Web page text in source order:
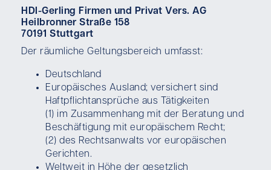
HDI-Gerling Firmen und Privat Vers. AG
Heilbronner Straße 158
70191 Stuttgart
Der räumliche Geltungsbereich umfasst:
Deutschland
Europäisches Ausland; versichert sind
Haftpflichtansprüche aus Tätigkeiten
(1) im Zusammenhang mit der Beratung und
Beschäftigung mit europäischem Recht;
(2) des Rechtsanwalts vor europäischen
Gerichten.
Weltweit in Höhe der gesetzlich